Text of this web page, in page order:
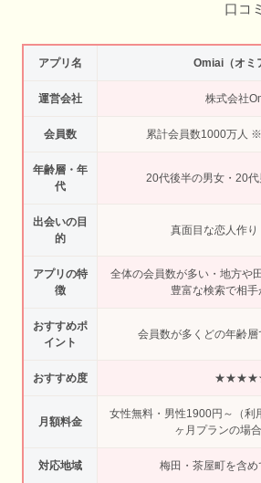
口コ
アプリ名 Omiai（オミ
運営会社 株式会社
会員数 累計会員数1000万人
年齢層・年
代
20代後半の男女・20
出会いの目
的
真面目な恋人作り
アプリの特
徴
全体の会員数が多い・地方や
豊富な検索で相
おすすめポ
イント
会員数が多くどの年齢
おすすめ度
月額料金
女性無料・男性1900円～（利
ヶ月プランの場
対応地域 梅田・茶屋町を含